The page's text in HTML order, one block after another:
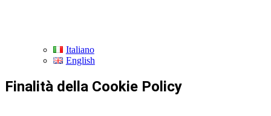
Italiano
English
Finalità della Cookie Policy